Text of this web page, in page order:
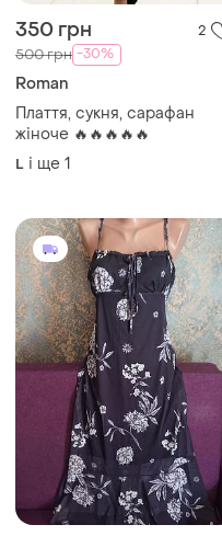
350 грн 2
500 грн -30%
Roman
Плаття, сукня, сарафан
жіноче 🔥🔥🔥🔥🔥
L і ще 1